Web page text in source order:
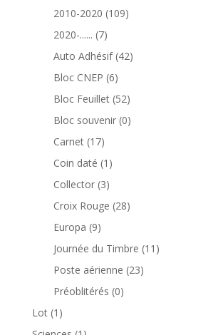
produits
2010-2020 109109
2020-...... 77
produits
Auto Adhésif 4242
Bloc CNEP 66
produits
Bloc Feuillet 5252
produits
Bloc souvenir 00
Carnet 1717
produits
Coin daté 1 1
produit
Collector 33
produits
Croix Rouge 2828
Europa 99
produits
Journée du Timbre 11 11
Poste aérienne 2323
Préoblitérés 00
Lot 1 1
produit